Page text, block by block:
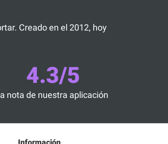
Creado en el 2012, hoy
4.3/5
nota de nuestra aplicación